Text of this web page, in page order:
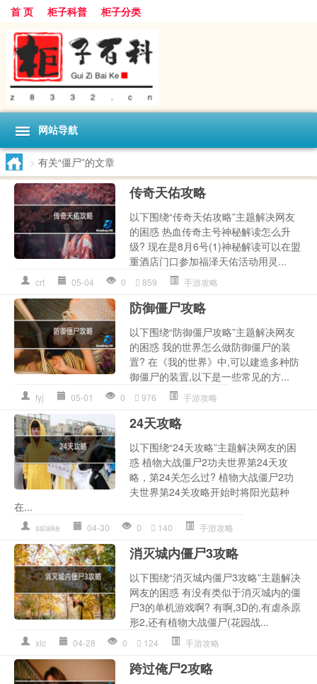
首 页 柜子科普 柜子分类
网站导航
> 有关“僵尸”的文章
传奇天佑攻略
以下围绕“传奇天佑攻略”主题解决网友
的困惑 热血传奇主号神秘解读怎么升
级? 现在是8月6号(1)神秘解读可以在盟
重酒店门口参加福泽天佑活动用灵...
crt 05-04 0 859 手游攻略
防御僵尸攻略
以下围绕“防御僵尸攻略”主题解决网友
的困惑 我的世界怎么做防御僵尸的装
置? 在《我的世界》中,可以建造多种防
御僵尸的装置,以下是一些常见的方...
fyj 05-01 0 976 手游攻略
24天攻略
以下围绕“24天攻略”主题解决网友的困
惑 植物大战僵尸2功夫世界第24天攻
略，第24关怎么过? 植物大战僵尸2功
夫世界第24关攻略开始时将阳光菇种
在...
sslake 04-30 0 140 手游攻略
消灭城内僵尸3攻略
以下围绕“消灭城内僵尸3攻略”主题解决
网友的困惑 有没有类似于消灭城内的僵
尸3的单机游戏啊? 有啊,3D的,有虐杀原
形2,还有植物大战僵尸(花园战...
xlc 04-28 0 124 手游攻略
跨过俺尸2攻略